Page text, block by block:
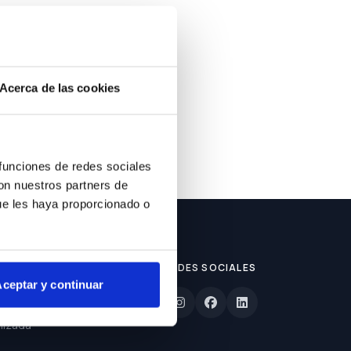
Acerca de las cookies
de redes sociales
nuestros partners de
les haya proporcionado o
y continuar
REDES SOCIALES